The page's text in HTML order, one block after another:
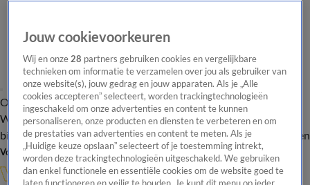
Overzicht Onze programma's Uitzendingen Onze gezichten
In de
WandelgangenInterviewsUitzending
bijwonenPodcastShopVeelgestelde vragenKijkersvraag insturen
Volg Vandaag Inside
Jouw cookievoorkeuren
Wij en onze28 partners gebruiken cookies en vergelijkbare
technieken om informatie te verzamelen over jou als gebruiker van
onze website(s), jouw gedrag en jouw apparaten. Als je „Alle
cookies accepteren” selecteert, worden trackingtechnologieën
ingeschakeld om onze advertenties en content te kunnen
personaliseren, onze producten en diensten te verbeteren en om
de prestaties van advertenties en content te meten. Als je
„Huidige keuze opslaan” selecteert of je toestemming intrekt,
worden deze trackingtechnologieën uitgeschakeld. We gebruiken
dan enkel functionele en essentiële cookies om de website goed te